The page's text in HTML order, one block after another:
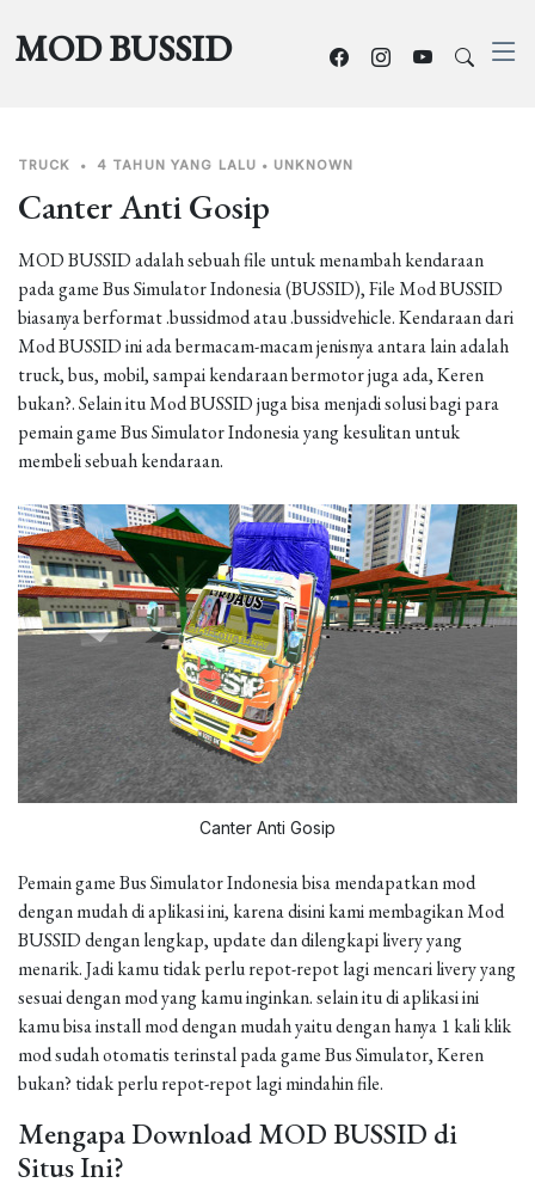
MOD BUSSID
TRUCK • 4 TAHUN YANG LALU • UNKNOWN
Canter Anti Gosip
MOD BUSSID adalah sebuah file untuk menambah kendaraan
pada game Bus Simulator Indonesia (BUSSID), File Mod BUSSID
biasanya berformat .bussidmod atau .bussidvehicle. Kendaraan dari
Mod BUSSID ini ada bermacam-macam jenisnya antara lain adalah
truck, bus, mobil, sampai kendaraan bermotor juga ada, Keren
bukan?. Selain itu Mod BUSSID juga bisa menjadi solusi bagi para
pemain game Bus Simulator Indonesia yang kesulitan untuk
membeli sebuah kendaraan.
Canter Anti Gosip
Pemain game Bus Simulator Indonesia bisa mendapatkan mod
dengan mudah di aplikasi ini, karena disini kami membagikan Mod
BUSSID dengan lengkap, update dan dilengkapi livery yang
menarik. Jadi kamu tidak perlu repot-repot lagi mencari livery yang
sesuai dengan mod yang kamu inginkan. selain itu di aplikasi ini
kamu bisa install mod dengan mudah yaitu dengan hanya 1 kali klik
mod sudah otomatis terinstal pada game Bus Simulator, Keren
bukan? tidak perlu repot-repot lagi mindahin file.
Mengapa Download MOD BUSSID di
Situs Ini?